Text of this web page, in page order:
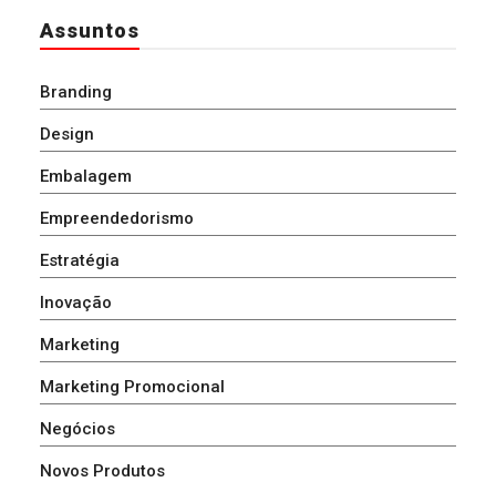
Assuntos
Branding
Design
Embalagem
Empreendedorismo
Estratégia
Inovação
Marketing
Marketing Promocional
Negócios
Novos Produtos